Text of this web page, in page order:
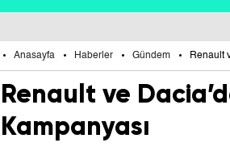
Anasayfa Haberler Gündem Renault
Renault ve
Kampanyası